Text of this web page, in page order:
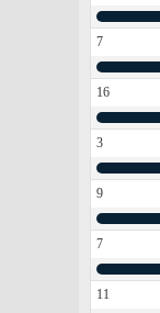
7
16
3
9
7
11